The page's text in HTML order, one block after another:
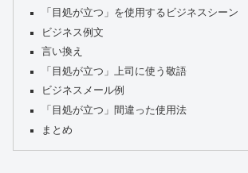
「目処が立つ」を使用するビジネスシーン
ビジネス例文
言い換え
「目処が立つ」上司に使う敬語
ビジネスメール例
「目処が立つ」間違った使用法
まとめ